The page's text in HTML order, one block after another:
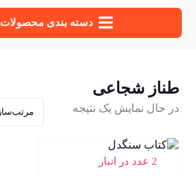
دسته‌ بندی محصولات
طناز شجاعی
در حال نمایش یک نتیجه
2 عدد در انبار